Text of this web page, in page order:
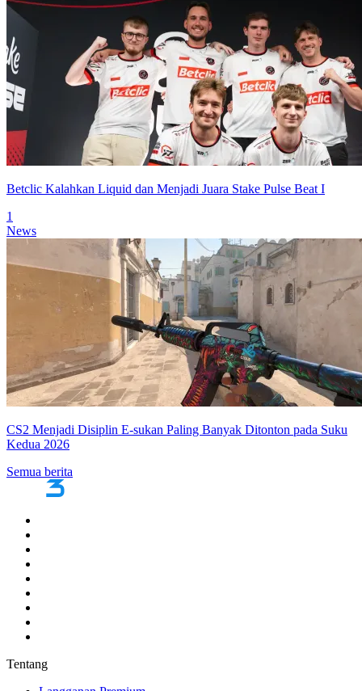
Betclic Kalahkan Liquid dan Menjadi Juara Stake Pulse Beat I
1
News
CS2 Menjadi Disiplin E-sukan Paling Banyak Ditonton pada Suku
Kedua 2026
Semua berita
Tentang